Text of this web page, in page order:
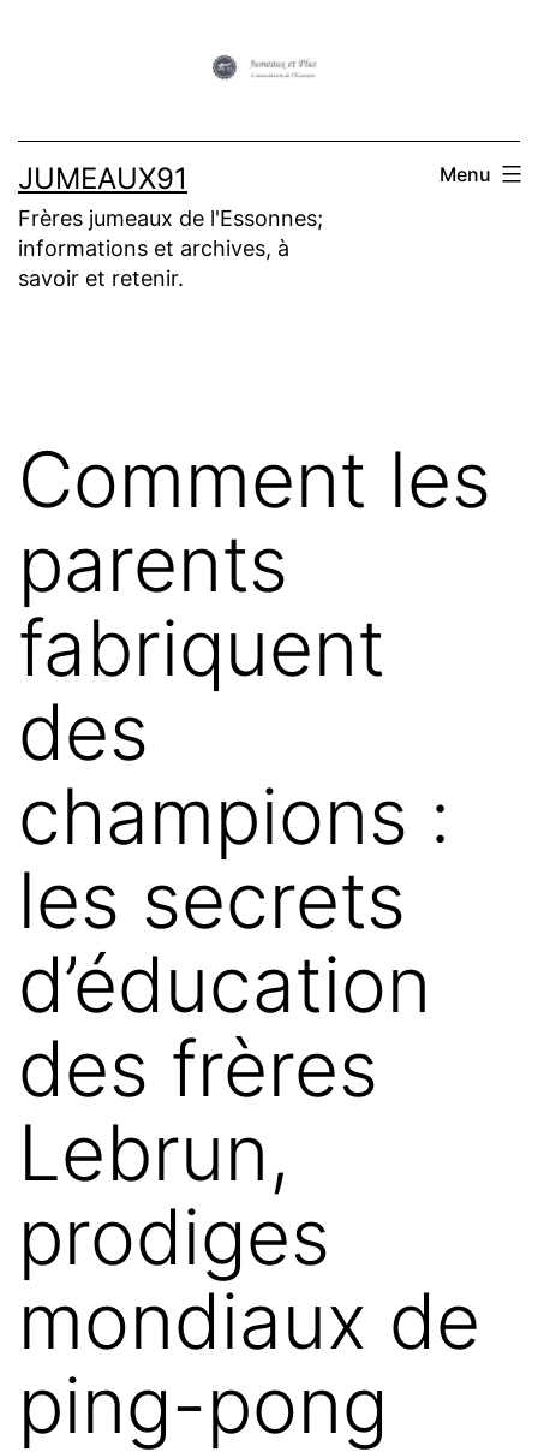
JUMEAUX91
Frères jumeaux de l'Essonnes;
informations et archives, à
savoir et retenir.
Menu
Comment les
parents
fabriquent
des
champions :
les secrets
d’éducation
des frères
Lebrun,
prodiges
mondiaux de
ping-pong